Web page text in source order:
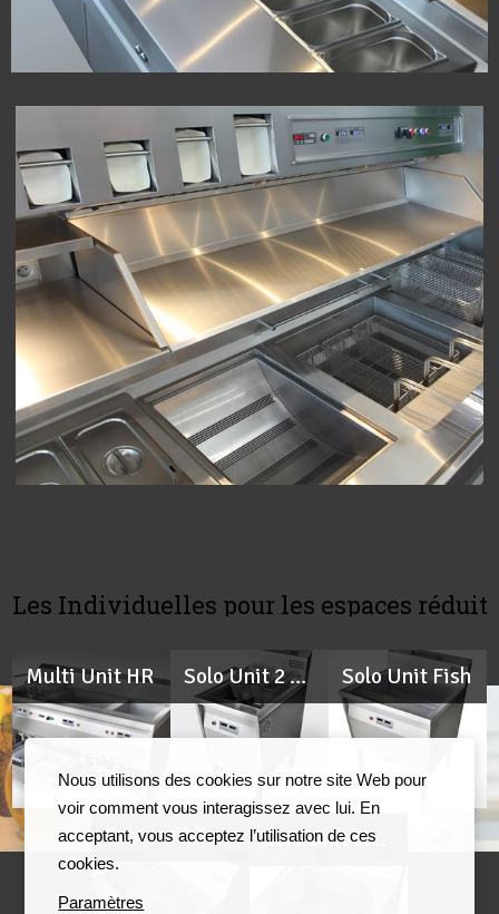
Les Individuelles pour les espaces réduit
Multi Unit HR Solo Unit 2 paniers HR Solo Unit Fish
Solo Unit 3 paniers HR Solo Unit électrique ø45 cm
Nous utilisons des cookies sur notre site Web pour
voir comment vous interagissez avec lui. En
acceptant, vous acceptez l’utilisation de ces
cookies.
Paramètres